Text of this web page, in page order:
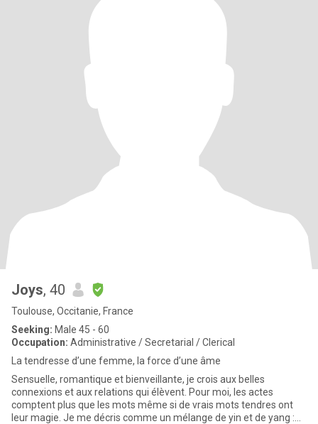
Joys, 40
Toulouse, Occitanie, France
Seeking: Male 45 - 60
Occupation: Administrative / Secretarial / Clerical
La tendresse d’une femme, la force d’une âme
Sensuelle, romantique et bienveillante, je crois aux belles
connexions et aux relations qui élèvent. Pour moi, les actes
comptent plus que les mots même si de vrais mots tendres ont
leur magie. Je me décris comme un mélange de yin et de yang :